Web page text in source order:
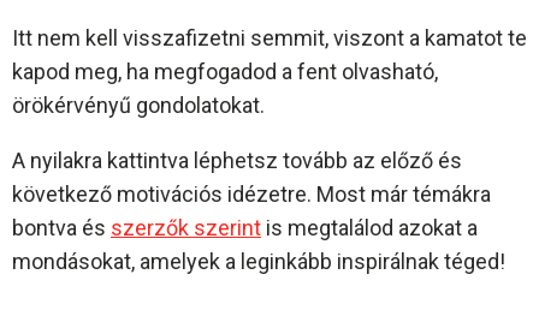
Itt nem kell visszafizetni semmit, viszont a kamatot te
kapod meg, ha megfogadod a fent olvasható,
örökérvényű gondolatokat.
A nyilakra kattintva léphetsz tovább az előző és
következő motivációs idézetre. Most már témákra
bontva és szerzők szerint is megtalálod azokat a
mondásokat, amelyek a leginkább inspirálnak téged!